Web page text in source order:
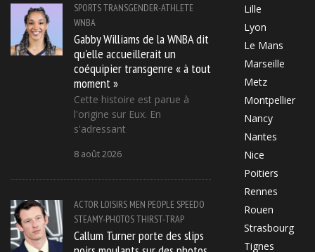
SPORTSTRANSGENDER-ATHLETE
WNBA
Gabby Williams de la WNBA dit
qu'elle accueillerait un
coéquipier transgenre « à tout
moment »
Cette histoire est parue à
l'origine sur Eux. En
s'adressant
8 août 2026
ACTOR LOISIRS MEN PEOPLE SPEEDO
STEAMY-PHOTOSTHIRST-TRAP
Callum Turner porte des slips
Lille
Lyon
Le Mans
Marseille
Metz
Montpellier
Nancy
Nantes
Nice
Poitiers
Rennes
Rouen
Strasbourg
Tignes